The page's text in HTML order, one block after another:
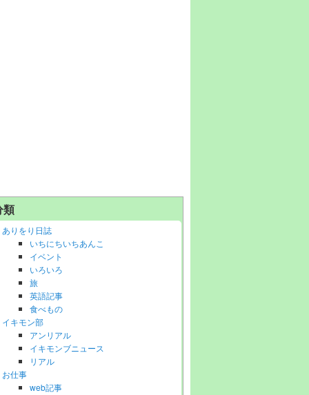
類
ありをり日誌
いちにちいちあんこ
イベント
いろいろ
旅
英語記事
食べもの
イキモン部
アンリアル
イキモンブニュース
リアル
お仕事
web記事